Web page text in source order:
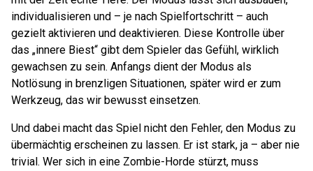
individualisieren und – je nach Spielfortschritt – auch
gezielt aktivieren und deaktivieren. Diese Kontrolle über
das „innere Biest“ gibt dem Spieler das Gefühl, wirklich
gewachsen zu sein. Anfangs dient der Modus als
Notlösung in brenzligen Situationen, später wird er zum
Werkzeug, das wir bewusst einsetzen.
Und dabei macht das Spiel nicht den Fehler, den Modus zu
übermächtig erscheinen zu lassen. Er ist stark, ja – aber nie
trivial. Wer sich in eine Zombie-Horde stürzt, muss